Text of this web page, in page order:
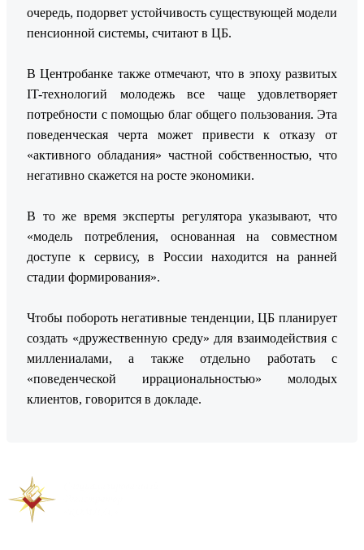
очередь, подорвет устойчивость существующей модели
пенсионной системы, считают в ЦБ.
В Центробанке также отмечают, что в эпоху развитых
IT-технологий молодежь все чаще удовлетворяет
потребности с помощью благ общего пользования. Эта
поведенческая черта может привести к отказу от
«активного обладания» частной собственностью, что
негативно скажется на росте экономики.
В то же время эксперты регулятора указывают, что
«модель потребления, основанная на совместном
доступе к сервису, в России находится на ранней
стадии формирования».
Чтобы побороть негативные тенденции, ЦБ планирует
создать «дружественную среду» для взаимодействия с
миллениалами, а также отдельно работать с
«поведенческой иррациональностью» молодых
клиентов, говорится в докладе.